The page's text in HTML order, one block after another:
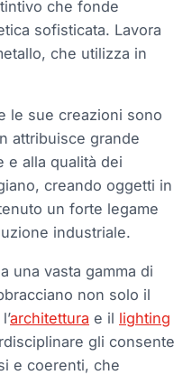
che fonde
sofisticata. Lavora
che utilizza in
le sue creazioni sono
attribuisce grande
e alla qualità dei
creando oggetti in
un forte legame
industriale.
una vasta gamma di
non solo il
architettura e il lighting
gli consente
e coerenti, che